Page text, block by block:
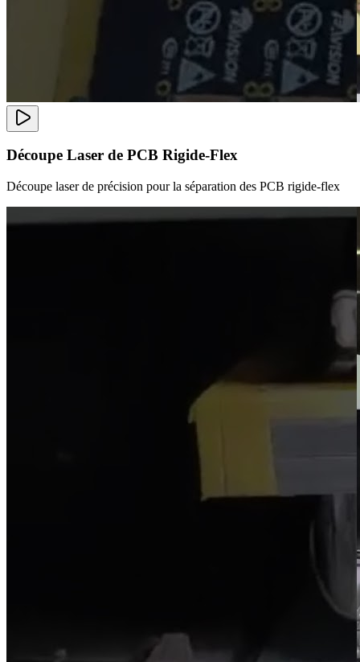
Découpe Laser de PCB Rigide-Flex
Découpe laser de précision pour la séparation des PCB rigide-flex